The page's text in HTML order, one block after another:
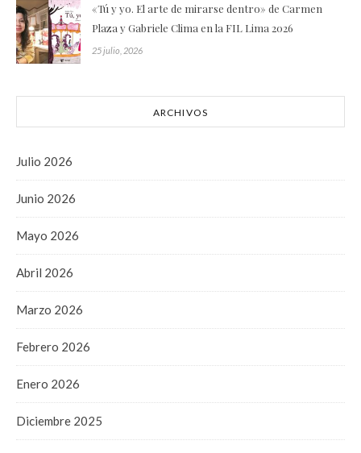
«Tú y yo. El arte de mirarse dentro» de Carmen
Plaza y Gabriele Clima en la FIL Lima 2026
25 julio, 2026
ARCHIVOS
Julio 2026
Junio 2026
Mayo 2026
Abril 2026
Marzo 2026
Febrero 2026
Enero 2026
Diciembre 2025